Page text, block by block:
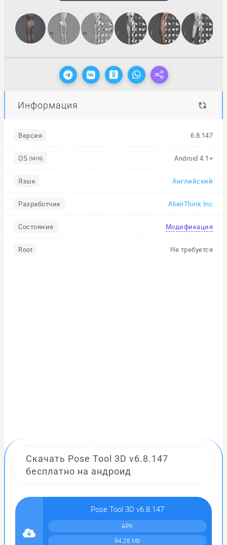
Информация
Версия 6.8.147
OS (MIN) Android 4.1+
Язык Английский
Разработчик AlienThink Inc
Состояние Модификация
Root Не требуется
Скачать Pose Tool 3D v6.8.147
бесплатно на андроид
Pose Tool 3D v6.8.147
APK
94.26 Mb